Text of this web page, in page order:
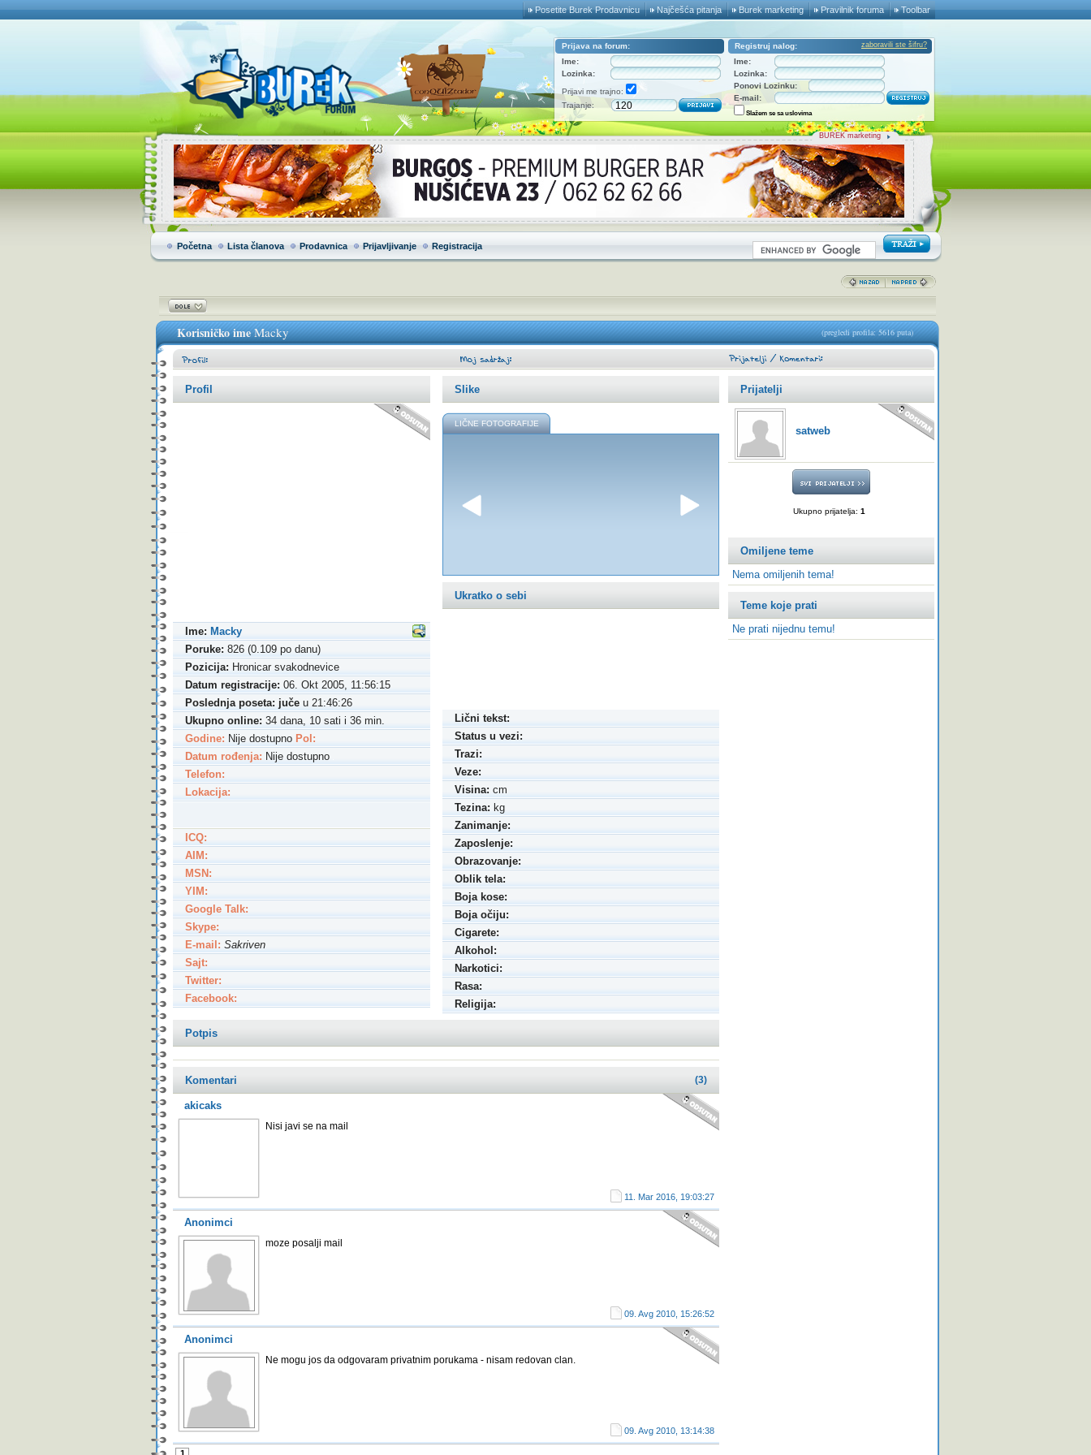
Toolbar
Pravilnik foruma
Burek marketing
Najčešća pitanja
Posetite Burek Prodavnicu
Prijava na forum:
Ime:
Lozinka:
Prijavi me trajno:
Trajanje:
Registruj nalog: zaboravili ste šifru?
Ime:
Lozinka:
Ponovi Lozinku:
E-mail:
Slažem se sa uslovima
BUREK marketing
Početna Lista članova Prodavnica Prijavljivanje Registracija
Korisničko ime Macky (pregledi profila: 5616 puta)
Profil
Ime: Macky
Poruke: 826 (0.109 po danu)
Pozicija: Hronicar svakodnevice
Datum registracije: 06. Okt 2005, 11:56:15
Poslednja poseta: juče u 21:46:26
Ukupno online: 34 dana, 10 sati i 36 min.
Godine: Nije dostupno Pol:
Datum rođenja: Nije dostupno
Telefon:
Lokacija:
ICQ:
AIM:
MSN:
YIM:
Google Talk:
Skype:
E-mail: Sakriven
Sajt:
Twitter:
Facebook:
Slike
LIČNE FOTOGRAFIJE
Ukratko o sebi
Lični tekst:
Status u vezi:
Trazi:
Veze:
Visina: cm
Tezina: kg
Zanimanje:
Zaposlenje:
Obrazovanje:
Oblik tela:
Boja kose:
Boja očiju:
Cigarete:
Alkohol:
Narkotici:
Rasa:
Religija:
Potpis
Komentari (3)
akicaks
Nisi javi se na mail
11. Mar 2016, 19:03:27
Anonimci
moze posalji mail
09. Avg 2010, 15:26:52
Anonimci
Ne mogu jos da odgovaram privatnim porukama - nisam redovan clan.
09. Avg 2010, 13:14:38
Prijatelji
satweb
Ukupno prijatelja: 1
Omiljene teme
Nema omiljenih tema!
Teme koje prati
Ne prati nijednu temu!